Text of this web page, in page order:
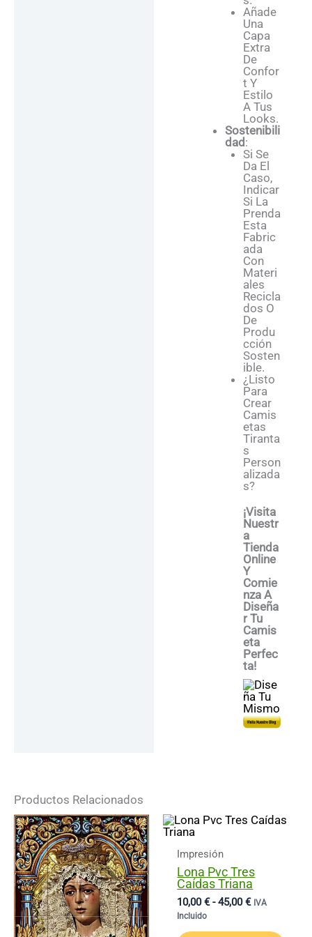
Añade
Una
Capa
Extra
De
Confor
T Y
Estilo
A Tus
Looks.
Sostenibili
Dad :
Si Se
Da El
Caso,
Indicar
Si La
Prenda
Esta
Fabric
Ada
Con
Materi
Ales
Recicla
Dos O
De
Produ
Cción
Sosten
Ible.
¿Listo
Para
Crear
Camis
Etas
Tiranta
S
Person
Alizada
S?
¡Visita
Nuestr
A
Tienda
Online
Y
Comie
Nza A
Diseña
R Tu
Camis
Eta
Perfec
Ta!
Productos Relacionados
Impresión
Lona Pvc Tres
Caídas Triana
10,00€ - 45,00€Rango
IVA
Incluido